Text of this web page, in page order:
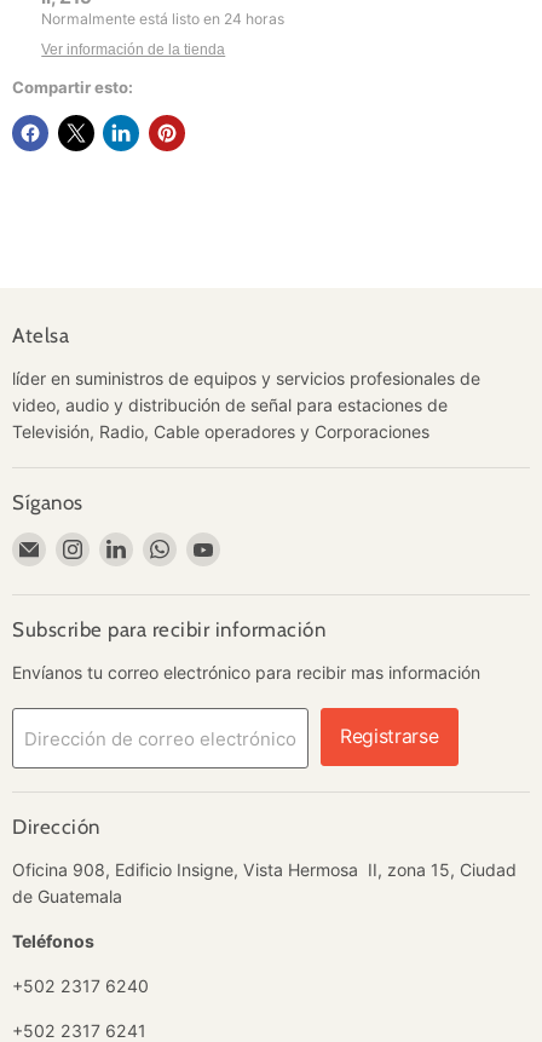
Normalmente está listo en 24 horas
Ver información de la tienda
Compartir esto:
Atelsa
líder en suministros de equipos y servicios profesionales de
video, audio y distribución de señal para estaciones de
Televisión, Radio, Cable operadores y Corporaciones
Síganos
Encuéntrenos
Correo
electrónico
Encuéntrenos
Instagram
Encuéntrenos
LinkedIn
Encuéntrenos
WhatsApp
Encuéntrenos
YouTube
Subscribe para recibir información
Envíanos tu correo electrónico para recibir mas información
Dirección de correo electrónico Registrarse
Dirección
Oficina 908, Edificio Insigne, Vista Hermosa II, zona 15, Ciudad
de Guatemala
Teléfonos
+502 2317 6240
+502 2317 6241